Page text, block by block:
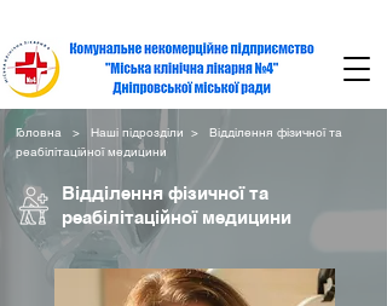
Головна > Наші підрозділи > Відділення фізичної та
реабілітаційної медицини
Відділення фізичної та
реабілітаційної медицини